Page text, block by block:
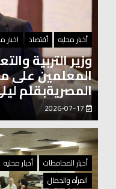
أخبار محليه أقتصاد اخبار
وزير التربية
المعلمين على
المصريةبقلم
أخبار المحافظات
أخبار محليه
المرأه والجمال